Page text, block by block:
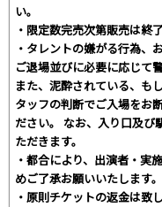
い。
・限定数完売次第販売は終
・タレントの嫌がる行為、
ご退場並びに必要に応じて
また、泥酔されている、も
タッフの判断でご入場をお
ださい。 なお、入り口及び
ただきます。
・都合により、出演者・実
めご了承お願いいたします。
・原則チケットの返金は致